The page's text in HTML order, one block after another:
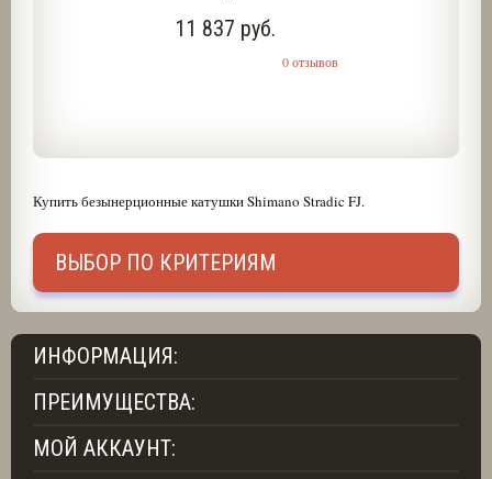
11 837 руб.
0 отзывов
Купить безынерционные катушки Shimano Stradic FJ.
ВЫБОР ПО КРИТЕРИЯМ
ИНФОРМАЦИЯ:
ПРЕИМУЩЕСТВА:
МОЙ АККАУНТ: